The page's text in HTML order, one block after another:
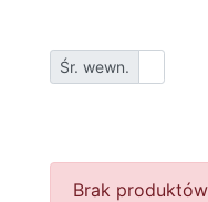
Śr. wewn.
Brak